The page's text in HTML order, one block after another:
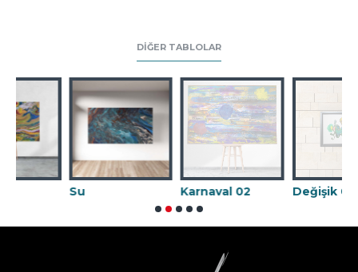
DIĞER TABLOLAR
Karnaval 02 Değişik 09